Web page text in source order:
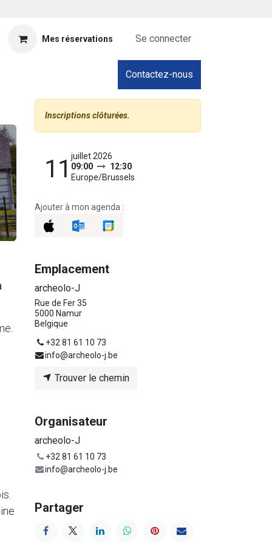
Mes réservations Se connecter
Contactez-nous
Inscriptions clôturées.
11juillet 2026
09:00
12:30
Europe/Brussels
Ajouter à mon agenda :
Emplacement
archeolo-J
Rue de Fer 35
5000 Namur
Belgique
+32 81 61 10 73
info@archeolo-j.be
Trouver le chemin
Organisateur
archeolo-J
+32 81 61 10 73
info@archeolo-j.be
Partager